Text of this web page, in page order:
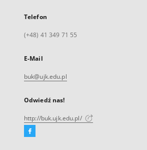
Telefon
(+48) 41 349 71 55
E-Mail
buk@ujk.edu.pl
Odwiedź nas!
http://buk.ujk.edu.pl/
Facebook